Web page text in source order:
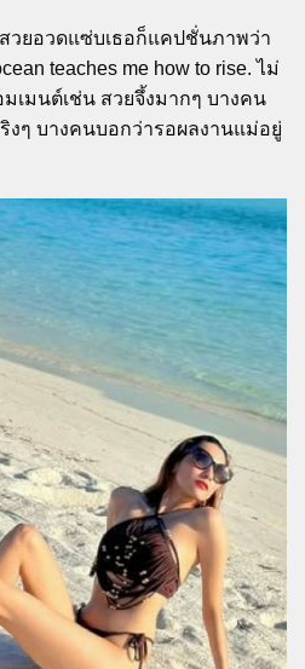
วยอวดแซ่บเธอก็แคปชั่นภาพว่า
teaches me how to rise. ไม่
มนต์เช่น สวยจึ้งมากๆ บางคน
ๆ บางคนบอกว่ารอผลงานแม่อยู่